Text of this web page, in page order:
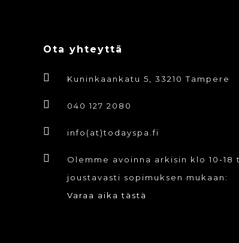
Ota yhteyttä
Kuninkaankatu 5, 33210 Tampere
040 127 2080
info(at)todayspa.fi
Olemme avoinna arkisin klo 10-18
joustavasti sopimuksen mukaan:
Varaa aika tästä